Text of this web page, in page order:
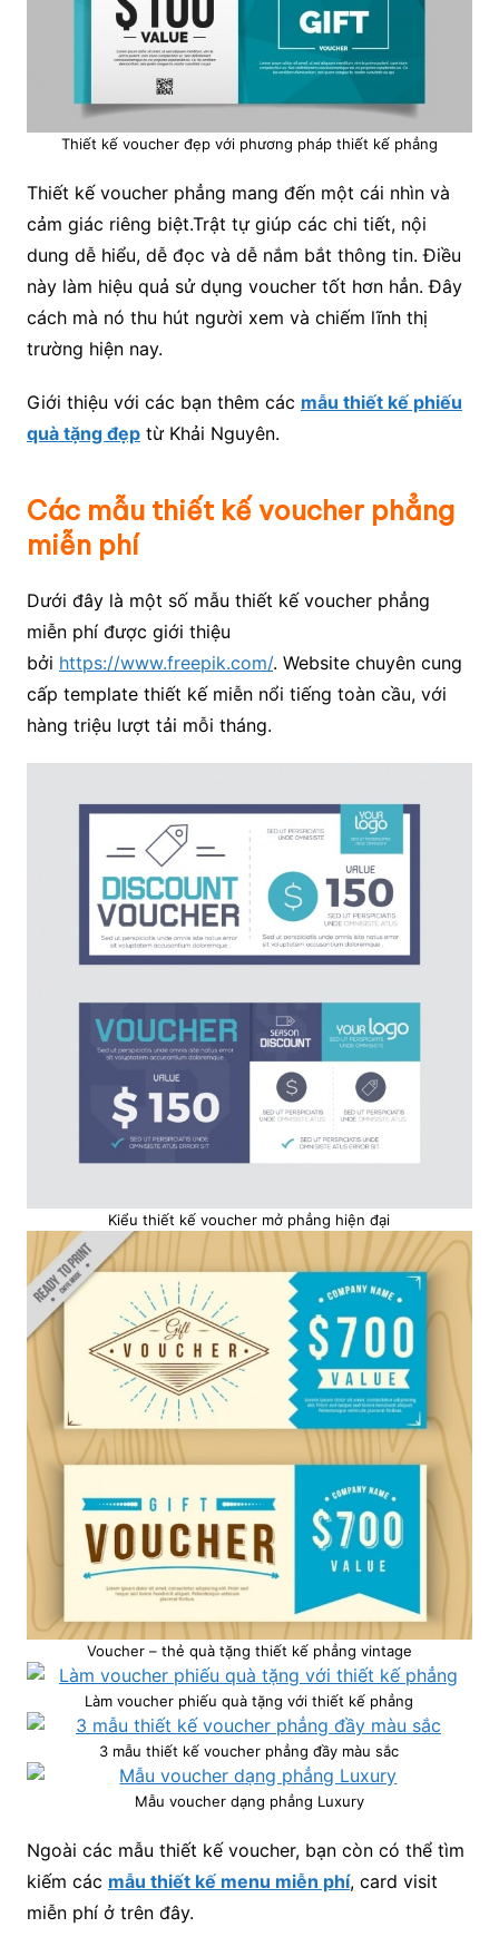
Thiết kế voucher đẹp với phương pháp thiết kế phẳng
Thiết kế voucher phẳng mang đến một cái nhìn và
cảm giác riêng biệt.Trật tự giúp các chi tiết, nội
dung dễ hiểu, dễ đọc và dễ nắm bắt thông tin. Điều
này làm hiệu quả sử dụng voucher tốt hơn hẳn. Đây
cách mà nó thu hút người xem và chiếm lĩnh thị
trường hiện nay.
Giới thiệu với các bạn thêm các mẫu thiết kế phiếu
quà tặng đẹptừ Khải Nguyên.
Các mẫu thiết kế voucher phẳng
miễn phí
Dưới đây là một số mẫu thiết kế voucher phẳng
miễn phí được giới thiệu
bởi https://www.freepik.com/. Website chuyên cung
cấp template thiết kế miễn nổi tiếng toàn cầu, với
hàng triệu lượt tải mỗi tháng.
Kiểu thiết kế voucher mở phẳng hiện đại
Voucher – thẻ quà tặng thiết kế phẳng vintage
Làm voucher phiếu quà tặng với thiết kế phẳng
3 mẫu thiết kế voucher phẳng đầy màu sắc
Mẫu voucher dạng phẳng Luxury
Ngoài các mẫu thiết kế voucher, bạn còn có thể tìm
kiếm các mẫu thiết kế menu miễn phí, card visit
miễn phí ở trên đây.